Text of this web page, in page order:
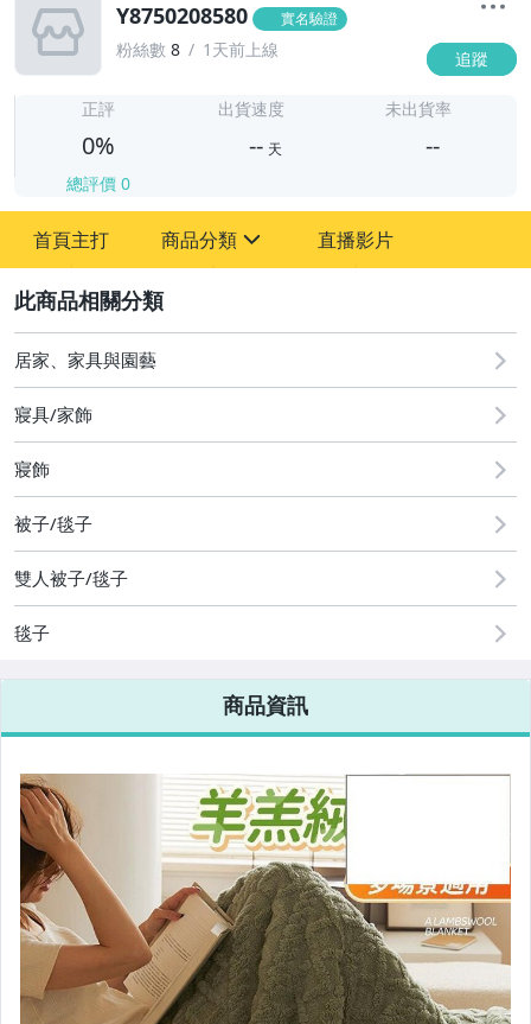
Y8750208580 實名驗證
粉絲數 8 1天前上線 追蹤
正評
0%
總評價 0
出貨速度
-- 天
未出貨率
--
首頁主打 商品分類
圖書/影音/文具
古董、藝術與礦石
手機、配件與通訊
美容保養與彩妝
電腦、平板與周邊
居家、家具與園藝
玩具、模型與公仔
男性精品與服飾
女裝與服飾配件
偶像、球員卡與郵幣
直播影片
居家、家具與園藝
寢具/家飾
寢飾
被子/毯子
雙人被子/毯子
毯子
商品資訊